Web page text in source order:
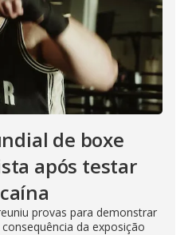
de boxe
após testar
provas para demonstrar
da exposição